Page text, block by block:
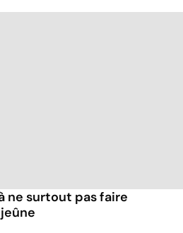
ne surtout pas faire